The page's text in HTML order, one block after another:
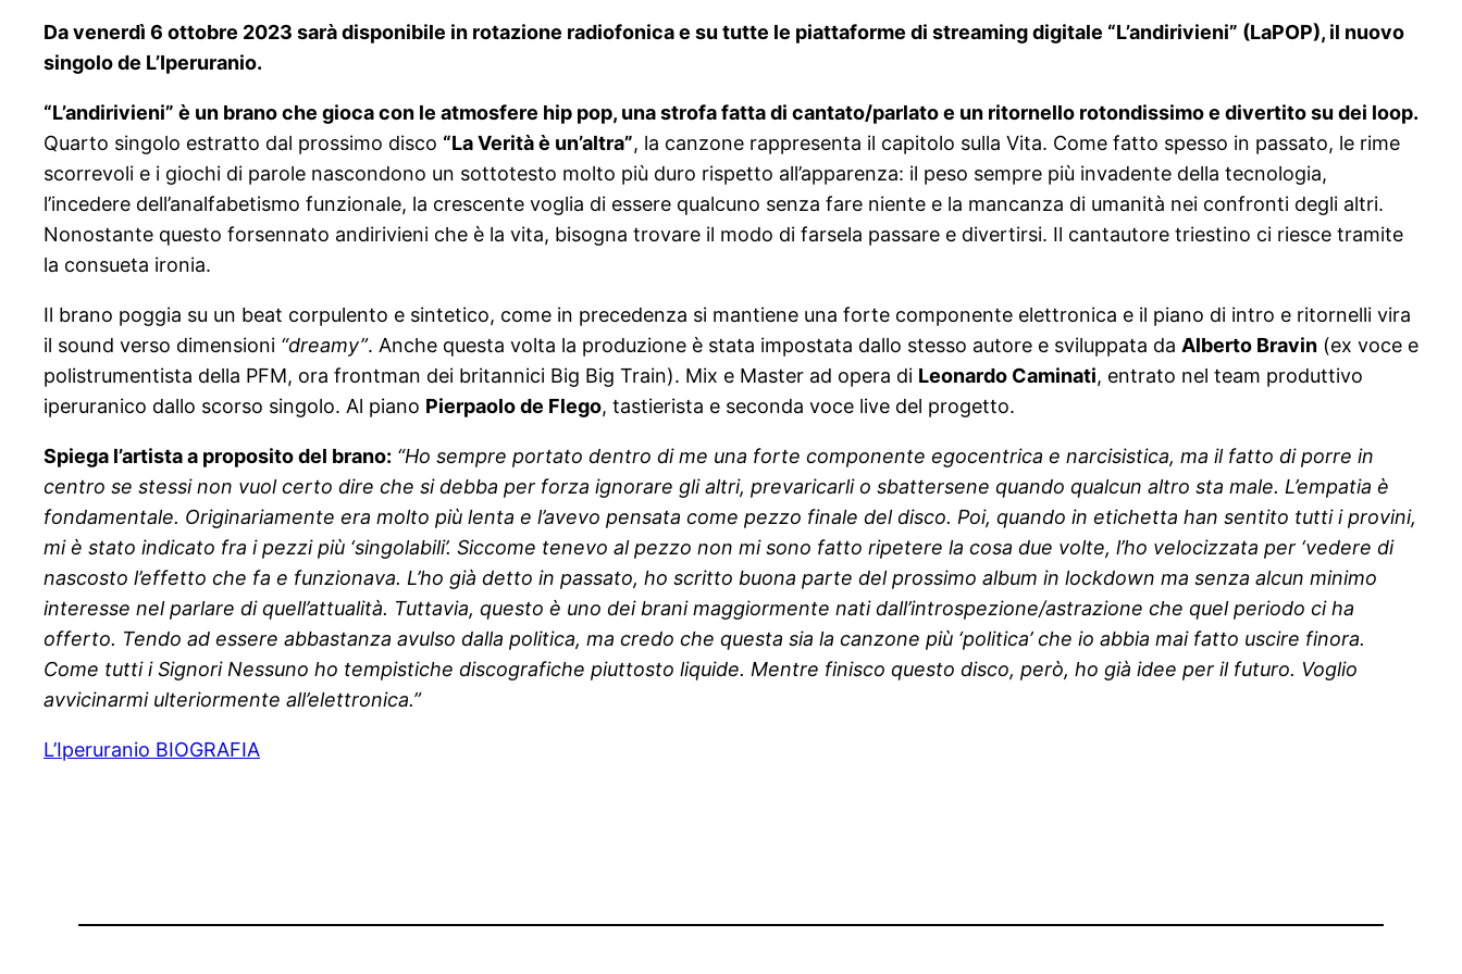
Da venerdì 6 ottobre 2023 sarà disponibile in rotazione radiofonica e su tutte le piattaforme di streaming digitale “L’andirivieni” (LaPOP), il nuovo
singolo de L’Iperuranio.
“L’andirivieni” è un brano che gioca con le atmosfere hip pop, una strofa fatta di cantato/parlato e un ritornello rotondissimo e divertito su dei loop.
Quarto singolo estratto dal prossimo disco “La Verità è un’altra”, la canzone rappresenta il capitolo sulla Vita. Come fatto spesso in passato, le rime
scorrevoli e i giochi di parole nascondono un sottotesto molto più duro rispetto all’apparenza: il peso sempre più invadente della tecnologia,
l’incedere dell’analfabetismo funzionale, la crescente voglia di essere qualcuno senza fare niente e la mancanza di umanità nei confronti degli altri.
Nonostante questo forsennato andirivieni che è la vita, bisogna trovare il modo di farsela passare e divertirsi. Il cantautore triestino ci riesce tramite
la consueta ironia.
Il brano poggia su un beat corpulento e sintetico, come in precedenza si mantiene una forte componente elettronica e il piano di intro e ritornelli vira
il sound verso dimensioni “dreamy”. Anche questa volta la produzione è stata impostata dallo stesso autore e sviluppata da Alberto Bravin (ex voce e
polistrumentista della PFM, ora frontman dei britannici Big Big Train). Mix e Master ad opera di Leonardo Caminati, entrato nel team produttivo
iperuranico dallo scorso singolo. Al piano Pierpaolo de Flego, tastierista e seconda voce live del progetto.
Spiega l’artista a proposito del brano: “Ho sempre portato dentro di me una forte componente egocentrica e narcisistica, ma il fatto di porre in
centro se stessi non vuol certo dire che si debba per forza ignorare gli altri, prevaricarli o sbattersene quando qualcun altro sta male. L’empatia è
fondamentale. Originariamente era molto più lenta e l’avevo pensata come pezzo finale del disco. Poi, quando in etichetta han sentito tutti i provini,
mi è stato indicato fra i pezzi più ‘singolabili’. Siccome tenevo al pezzo non mi sono fatto ripetere la cosa due volte, l’ho velocizzata per ‘vedere di
nascosto l’effetto che fa e funzionava. L’ho già detto in passato, ho scritto buona parte del prossimo album in lockdown ma senza alcun minimo
interesse nel parlare di quell’attualità. Tuttavia, questo è uno dei brani maggiormente nati dall’introspezione/astrazione che quel periodo ci ha
offerto. Tendo ad essere abbastanza avulso dalla politica, ma credo che questa sia la canzone più ‘politica’ che io abbia mai fatto uscire finora.
Come tutti i Signori Nessuno ho tempistiche discografiche piuttosto liquide. Mentre finisco questo disco, però, ho già idee per il futuro. Voglio
avvicinarmi ulteriormente all’elettronica.”
L’Iperuranio BIOGRAFIA